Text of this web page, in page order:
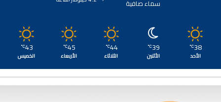
سماء صافية
38
℃
الأحد
39
℃
الأثنين
44
℃
الثلاثاء
45
℃
الأربعاء
43
℃
الخميس